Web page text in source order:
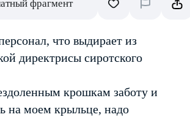
фрагмент
что выдирает из
директрисы сиротского
крошкам заботу и
на моем крыльце, надо